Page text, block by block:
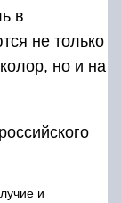
в
не только
но и на
и